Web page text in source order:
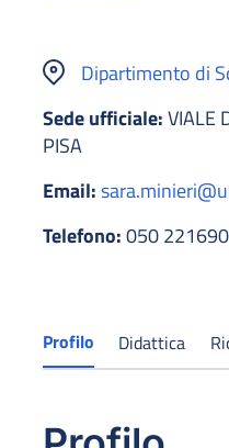
Dipartimento di
Sede ufficiale:VIALE
PISA
Email:
Telefono:050
Profilo Didattica